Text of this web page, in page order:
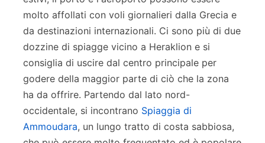
molto affollati con voli giornalieri dalla Grecia e
da destinazioni internazionali. Ci sono più di due
dozzine di spiagge vicino a Heraklion e si
consiglia di uscire dal centro principale per
godere della maggior parte di ciò che la zona
ha da offrire. Partendo dal lato nord-
occidentale, si incontrano Spiaggia di
Ammoudara, un lungo tratto di costa sabbiosa,